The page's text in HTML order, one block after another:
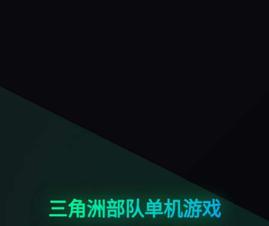
三角洲部队单机游戏